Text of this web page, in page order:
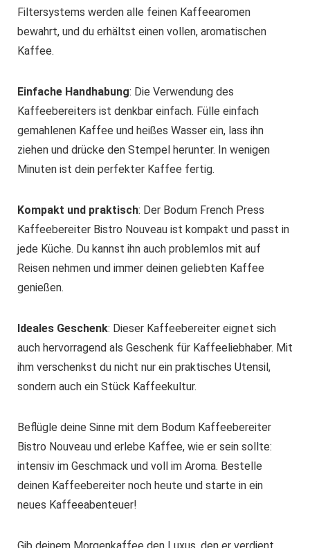
Filtersystems werden alle feinen Kaffeearomen
bewahrt, und du erhältst einen vollen, aromatischen
Kaffee.
Einfache Handhabung: Die Verwendung des
Kaffeebereiters ist denkbar einfach. Fülle einfach
gemahlenen Kaffee und heißes Wasser ein, lass ihn
ziehen und drücke den Stempel herunter. In wenigen
Minuten ist dein perfekter Kaffee fertig.
Kompakt und praktisch: Der Bodum French Press
Kaffeebereiter Bistro Nouveau ist kompakt und passt in
jede Küche. Du kannst ihn auch problemlos mit auf
Reisen nehmen und immer deinen geliebten Kaffee
genießen.
Ideales Geschenk: Dieser Kaffeebereiter eignet sich
auch hervorragend als Geschenk für Kaffeeliebhaber. Mit
ihm verschenkst du nicht nur ein praktisches Utensil,
sondern auch ein Stück Kaffeekultur.
Beflügle deine Sinne mit dem Bodum Kaffeebereiter
Bistro Nouveau und erlebe Kaffee, wie er sein sollte:
intensiv im Geschmack und voll im Aroma. Bestelle
deinen Kaffeebereiter noch heute und starte in ein
neues Kaffeeabenteuer!